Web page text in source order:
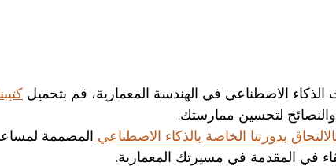
الذكاء الاصطناعي في الهندسة المعمارية، قم بتحميل
والنصائح لتحسين ممارستك.
بدورتنا الخاصة بالذكاء الاصطناعي المصممة
في المقدمة في مسيرتك المعمارية.